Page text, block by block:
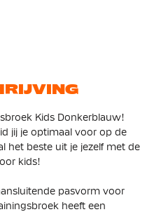
Kids Donkerblauw!
jij je optimaal voor op de
het beste uit je jezelf met de
kids!
pasvorm voor
heeft een